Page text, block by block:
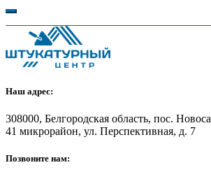
Наш адрес:
308000, Белгородская область, пос.
41 микрорайон, ул. Перспективная, д. 7
Позвоните нам: